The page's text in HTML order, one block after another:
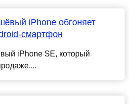
iPhone обгоняет
смартфон
iPhone SE, который